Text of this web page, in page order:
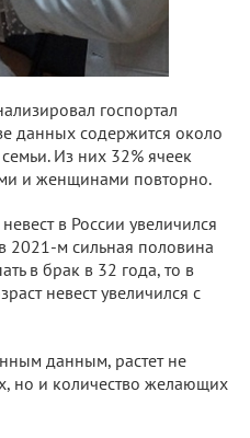
госпортал
данных содержится около
Из них 32% ячеек
и женщинами повторно.
в России увеличился
2021-м сильная половина
в брак в 32 года, то в
невест увеличился с
данным, растет не
но и количество желающих